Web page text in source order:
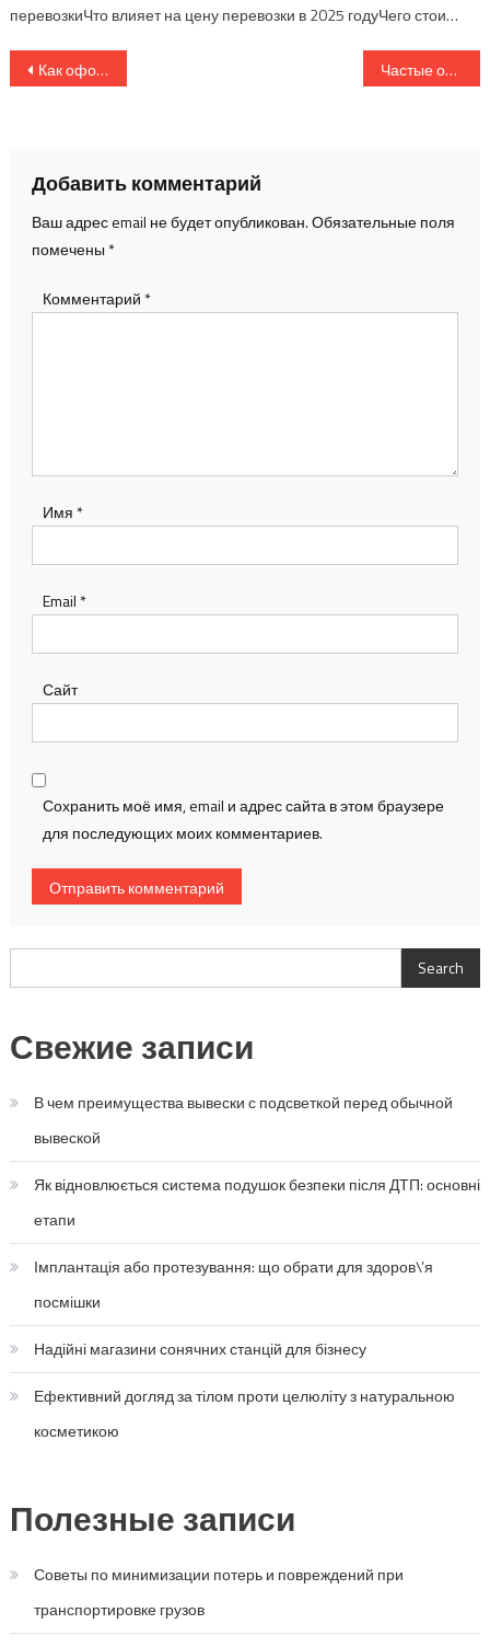
перевозкиЧто влияет на цену перевозки в 2025 годуЧего стои…
Навигация
Как оформить товарно-транспортную накладную: подробная инструкция для начинающих Частые ошибки при оформлении документов на грузоперевозки и как их избежать
Добавить комментарий
Ваш адрес email не будет опубликован.Обязательные поля
помечены *
Комментарий *
Имя *
Email *
Сайт
Сохранить моё имя, email и адрес сайта в этом браузере
для последующих моих комментариев.
Search
Свежие записи
В чем преимущества вывески с подсветкой перед обычной
вывеской
Як відновлюється система подушок безпеки після ДТП: основні
етапи
Імплантація або протезування: що обрати для здоров\’я
посмішки
Надійні магазини сонячних станцій для бізнесу
Ефективний догляд за тілом проти целюліту з натуральною
косметикою
Полезные записи
Советы по минимизации потерь и повреждений при
транспортировке грузов